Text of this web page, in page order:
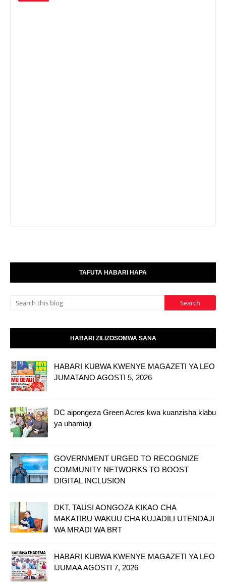
TAFUTA HABARI HAPA
HABARI ZILIZOSOMWA SANA
HABARI KUBWA KWENYE MAGAZETI YA LEO
JUMATANO AGOSTI 5, 2026
DC aipongeza Green Acres kwa kuanzisha klabu
ya uhamiaji
GOVERNMENT URGED TO RECOGNIZE
COMMUNITY NETWORKS TO BOOST
DIGITAL INCLUSION
DKT. TAUSI AONGOZA KIKAO CHA
MAKATIBU WAKUU CHA KUJADILI UTENDAJI
WA MRADI WA BRT
HABARI KUBWA KWENYE MAGAZETI YA LEO
IJUMAA AGOSTI 7, 2026